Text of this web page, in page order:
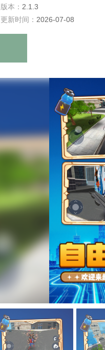
版本： 2.1.3
更新时间： 2026-07-08